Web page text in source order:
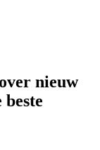
nieuw
beste